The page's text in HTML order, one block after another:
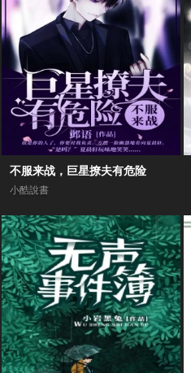
不服来战，巨星撩夫有危险
小酷說書